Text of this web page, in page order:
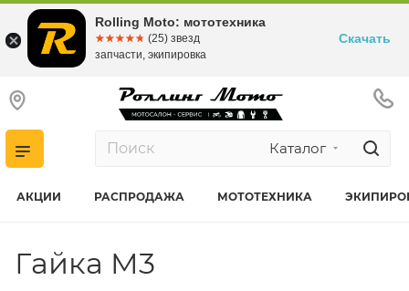
Каталог
АКЦИИ РАСПРОДАЖА МОТОТЕХНИКА
Гайка M3
Rolling Moto: мототехника
☆☆☆☆☆
★★★★★ (25) звезд
запчасти, экипировка
Скачать